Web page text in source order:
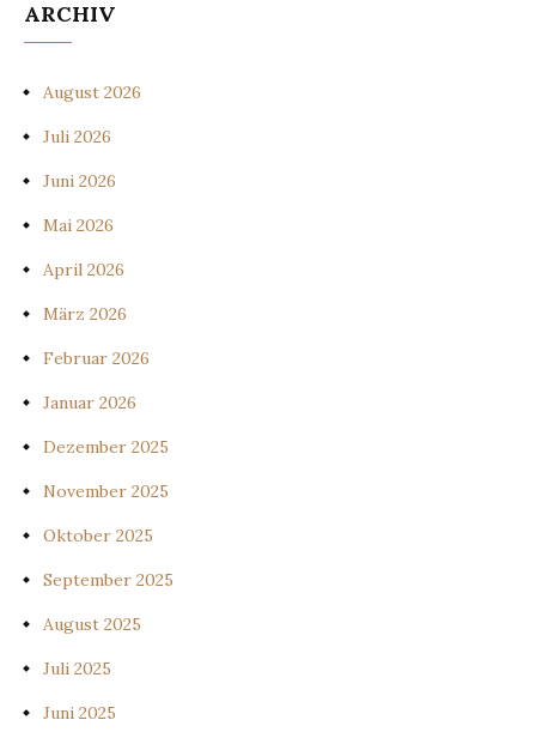
ARCHIV
August 2026
Juli 2026
Juni 2026
Mai 2026
April 2026
März 2026
Februar 2026
Januar 2026
Dezember 2025
November 2025
Oktober 2025
September 2025
August 2025
Juli 2025
Juni 2025